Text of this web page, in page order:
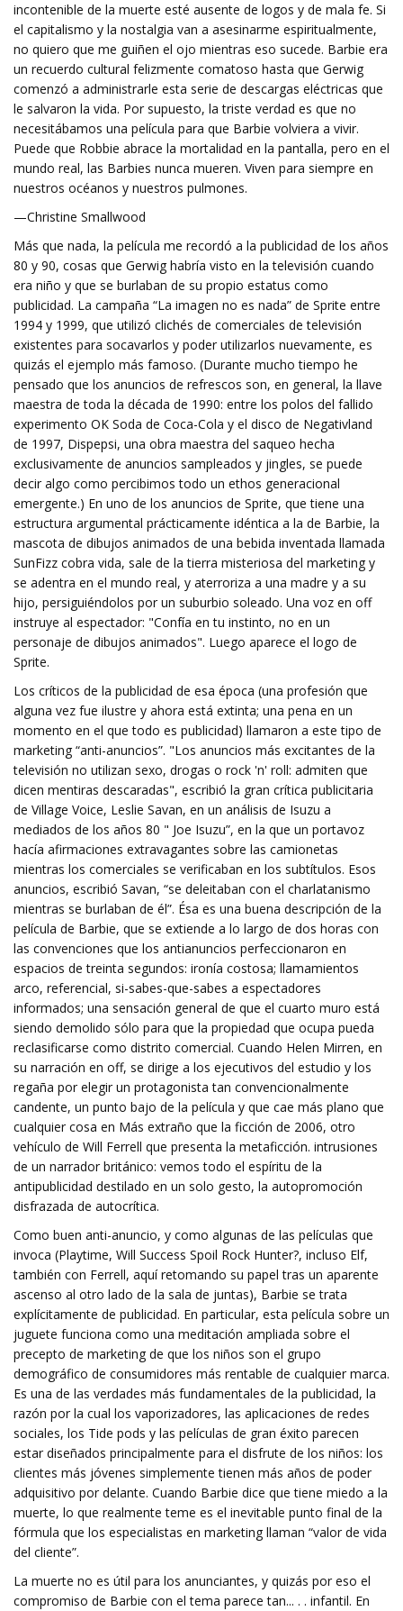
incontenible de la muerte esté ausente de logos y de mala fe. Si
el capitalismo y la nostalgia van a asesinarme espiritualmente,
no quiero que me guiñen el ojo mientras eso sucede. Barbie era
un recuerdo cultural felizmente comatoso hasta que Gerwig
comenzó a administrarle esta serie de descargas eléctricas que
le salvaron la vida. Por supuesto, la triste verdad es que no
necesitábamos una película para que Barbie volviera a vivir.
Puede que Robbie abrace la mortalidad en la pantalla, pero en el
mundo real, las Barbies nunca mueren. Viven para siempre en
nuestros océanos y nuestros pulmones.
—Christine Smallwood
Más que nada, la película me recordó a la publicidad de los años
80 y 90, cosas que Gerwig habría visto en la televisión cuando
era niño y que se burlaban de su propio estatus como
publicidad. La campaña “La imagen no es nada” de Sprite entre
1994 y 1999, que utilizó clichés de comerciales de televisión
existentes para socavarlos y poder utilizarlos nuevamente, es
quizás el ejemplo más famoso. (Durante mucho tiempo he
pensado que los anuncios de refrescos son, en general, la llave
maestra de toda la década de 1990: entre los polos del fallido
experimento OK Soda de Coca-Cola y el disco de Negativland
de 1997, Dispepsi, una obra maestra del saqueo hecha
exclusivamente de anuncios sampleados y jingles, se puede
decir algo como percibimos todo un ethos generacional
emergente.) En uno de los anuncios de Sprite, que tiene una
estructura argumental prácticamente idéntica a la de Barbie, la
mascota de dibujos animados de una bebida inventada llamada
SunFizz cobra vida, sale de la tierra misteriosa del marketing y
se adentra en el mundo real, y aterroriza a una madre y a su
hijo, persiguiéndolos por un suburbio soleado. Una voz en off
instruye al espectador: "Confía en tu instinto, no en un
personaje de dibujos animados". Luego aparece el logo de
Sprite.
Los críticos de la publicidad de esa época (una profesión que
alguna vez fue ilustre y ahora está extinta; una pena en un
momento en el que todo es publicidad) llamaron a este tipo de
marketing “anti-anuncios”. "Los anuncios más excitantes de la
televisión no utilizan sexo, drogas o rock 'n' roll: admiten que
dicen mentiras descaradas", escribió la gran crítica publicitaria
de Village Voice, Leslie Savan, en un análisis de Isuzu a
mediados de los años 80 " Joe Isuzu”, en la que un portavoz
hacía afirmaciones extravagantes sobre las camionetas
mientras los comerciales se verificaban en los subtítulos. Esos
anuncios, escribió Savan, “se deleitaban con el charlatanismo
mientras se burlaban de él”. Ésa es una buena descripción de la
película de Barbie, que se extiende a lo largo de dos horas con
las convenciones que los antianuncios perfeccionaron en
espacios de treinta segundos: ironía costosa; llamamientos
arco, referencial, si-sabes-que-sabes a espectadores
informados; una sensación general de que el cuarto muro está
siendo demolido sólo para que la propiedad que ocupa pueda
reclasificarse como distrito comercial. Cuando Helen Mirren, en
su narración en off, se dirige a los ejecutivos del estudio y los
regaña por elegir un protagonista tan convencionalmente
candente, un punto bajo de la película y que cae más plano que
cualquier cosa en Más extraño que la ficción de 2006, otro
vehículo de Will Ferrell que presenta la metaficción. intrusiones
de un narrador británico: vemos todo el espíritu de la
antipublicidad destilado en un solo gesto, la autopromoción
disfrazada de autocrítica.
Como buen anti-anuncio, y como algunas de las películas que
invoca (Playtime, Will Success Spoil Rock Hunter?, incluso Elf,
también con Ferrell, aquí retomando su papel tras un aparente
ascenso al otro lado de la sala de juntas), Barbie se trata
explícitamente de publicidad. En particular, esta película sobre un
juguete funciona como una meditación ampliada sobre el
precepto de marketing de que los niños son el grupo
demográfico de consumidores más rentable de cualquier marca.
Es una de las verdades más fundamentales de la publicidad, la
razón por la cual los vaporizadores, las aplicaciones de redes
sociales, los Tide pods y las películas de gran éxito parecen
estar diseñados principalmente para el disfrute de los niños: los
clientes más jóvenes simplemente tienen más años de poder
adquisitivo por delante. Cuando Barbie dice que tiene miedo a la
muerte, lo que realmente teme es el inevitable punto final de la
fórmula que los especialistas en marketing llaman “valor de vida
del cliente”.
La muerte no es útil para los anunciantes, y quizás por eso el
compromiso de Barbie con el tema parece tan... . . infantil. En